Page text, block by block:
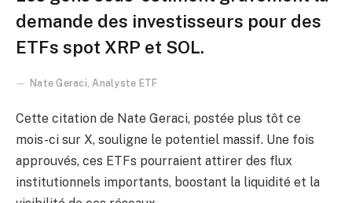
demande des investisseurs pour des
ETFs spot XRP et SOL.
Nate Geraci, Analyste ETF
Cette citation de Nate Geraci, postée plus tôt ce
mois-ci sur X, souligne le potentiel massif. Une fois
approuvés, ces ETFs pourraient attirer des flux
institutionnels importants, boostant la liquidité et la